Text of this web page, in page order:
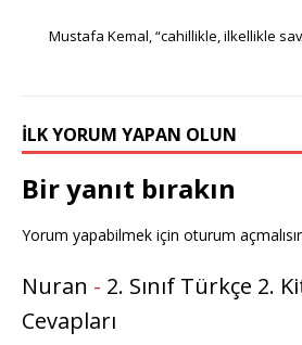
r st o n
Mustafa Kemal, “cahillikle, ilkellikle
İLK YORUM YAPAN OLUN
Bir yanıt bırakın
Yorum yapabilmek için oturum
Nuran - 2. Sınıf Türkçe 2.
Cevapları